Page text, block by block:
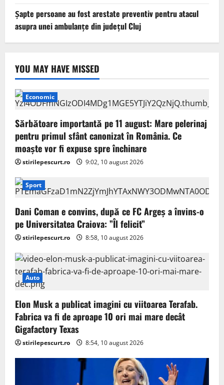
Șapte persoane au fost arestate preventiv pentru atacul
asupra unei ambulanțe din județul Cluj
YOU MAY HAVE MISSED
Economic
Sărbătoare importantă pe 11 august: Mare pelerinaj
pentru primul sfânt canonizat în România. Ce
moaște vor fi expuse spre închinare
stirilepescurt.ro 9:02, 10 august 2026
Sport
Dani Coman e convins, după ce FC Argeș a învins-o
pe Universitatea Craiova: ”Îl felicit”
stirilepescurt.ro 8:58, 10 august 2026
Auto
Elon Musk a publicat imagini cu viitoarea Terafab.
Fabrica va fi de aproape 10 ori mai mare decât
Gigafactory Texas
stirilepescurt.ro 8:54, 10 august 2026